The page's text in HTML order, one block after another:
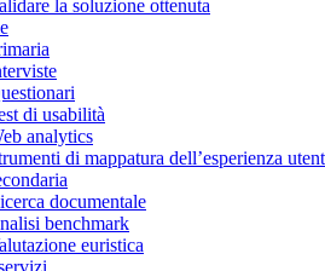
la soluzione ottenuta
di usabilità
analytics
di mappatura dell’esperienza
documentale
benchmark
euristica